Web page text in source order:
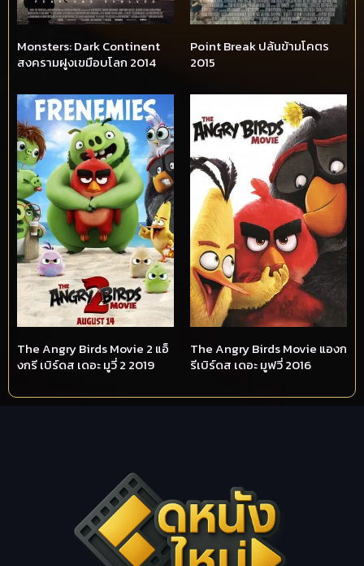
Monsters: Dark Continent
สงครามฝูงเขมือบโลก 2014
Point Break ปล้นข้ามโคตร
2015
The Angry Birds Movie 2 แอ็
งกรี เบิร์ดส เดอะ มูวี่ 2 2019
The Angry Birds Movie แองก
รีเบิร์ดส เดอะ มูฟวี่ 2016